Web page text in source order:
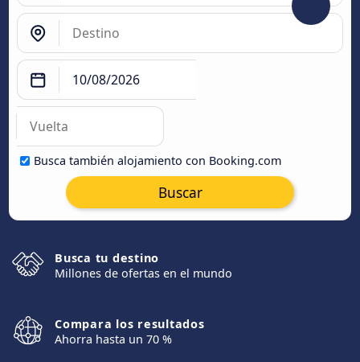
Busca también alojamiento con Booking.com
Buscar
Busca tu destino
Millones de ofertas en el mundo
Compara los resultados
Ahorra hasta un 70 %